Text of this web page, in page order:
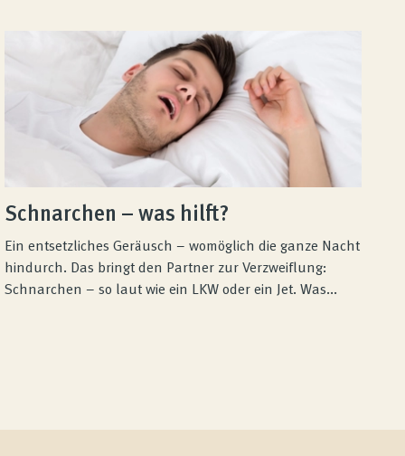
Schnarchen – was hilft?
Ein entsetzliches Geräusch – womöglich die ganze Nacht
hindurch. Das bringt den Partner zur Verzweiflung:
Schnarchen – so laut wie ein LKW oder ein Jet. Was...